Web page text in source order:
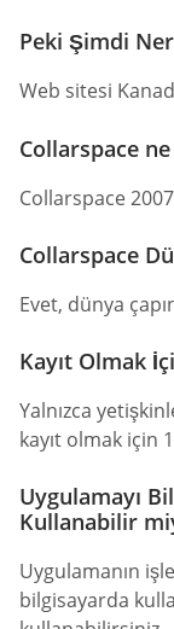
Peki Şimdi
Web sitesi
Collarspace
Collarspace
Collarspace
Evet, dünya
Kayıt Olmak
Yalnızca
kayıt olmak için
Uygulamayı
Kullanabilir
Uygulamanın
bilgisayarda